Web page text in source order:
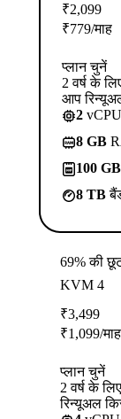
₹2,099
₹779/माह
प्लान चुनें
2 वर्ष के
आप
2
8 GB
100 GB
8 TB
69% की
KVM 4
₹3,499
₹1,099/माह
प्लान चुनें
2 वर्ष के
रिन्यूअल